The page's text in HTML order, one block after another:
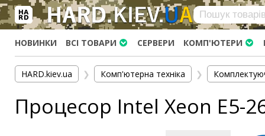
Вхід|Реєстрація×
(097)-938-03-73 Telegram WhatsApp
HARD.KIEV.UA
Послуги
Повернення / Обмін
Доставка та оплата
НОВИНКИ ВСІ ТОВАРИ СЕРВЕРИ КОМП'ЮТЕРИ
HARD.kiev.ua ❯ Комп'ютерна техніка ❯
Процесор Intel Xeon E5-